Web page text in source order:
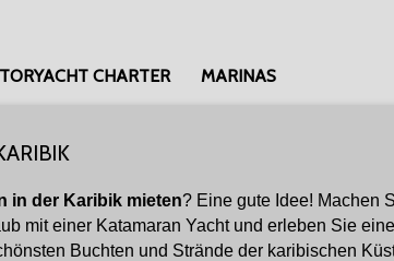
CHARTER MARINAS
in der Karibik mieten? Eine gute Idee! Machen
mit einer Katamaran Yacht und erleben Sie
Buchten und Strände der karibischen